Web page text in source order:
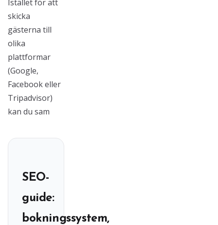
Istället för att
skicka
gästerna till
olika
plattformar
(Google,
Facebook eller
Tripadvisor)
kan du sam
SEO-
guide:
bokningssystem,